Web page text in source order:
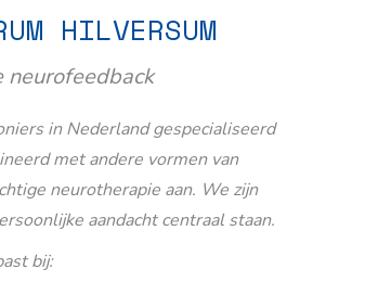
HILVERSUM
neurofeedback
in Nederland gespecialiseerd
met andere vormen van
neurotherapie aan. We zijn
aandacht centraal staan.
bij: